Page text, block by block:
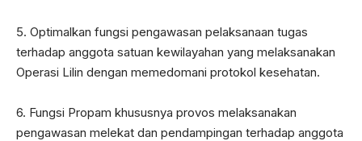
5. Optimalkan fungsi pengawasan pelaksanaan tugas
terhadap anggota satuan kewilayahan yang melaksanakan
Operasi Lilin dengan memedomani protokol kesehatan.
6. Fungsi Propam khususnya provos melaksanakan
pengawasan melekat dan pendampingan terhadap anggota